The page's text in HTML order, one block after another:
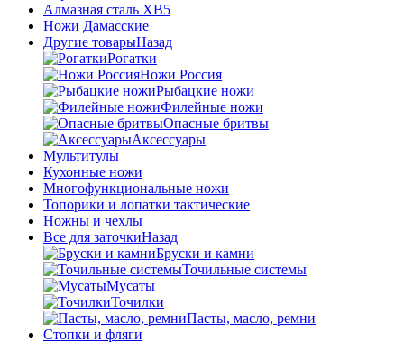
Алмазная сталь ХВ5
Ножи Дамасские
Другие товарыНазад
Рогатки
Ножи Россия
Рыбацкие ножи
Филейные ножи
Опасные бритвы
Аксессуары
Мультитулы
Кухонные ножи
Многофункциональные ножи
Топорики и лопатки тактические
Ножны и чехлы
Все для заточкиНазад
Бруски и камни
Точильные системы
Мусаты
Точилки
Пасты, масло, ремни
Стопки и фляги